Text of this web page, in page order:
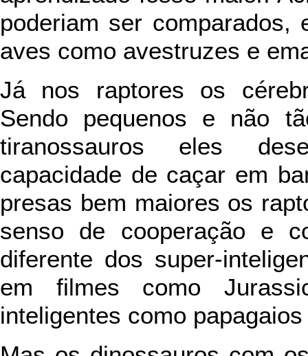
poderiam ser comparados,
aves como avestruzes e
Já nos raptores os
Sendo pequenos e não
tiranossauros eles
capacidade de caçar em
presas bem maiores os
senso de cooperação e
diferente dos super-
em filmes como
inteligentes como